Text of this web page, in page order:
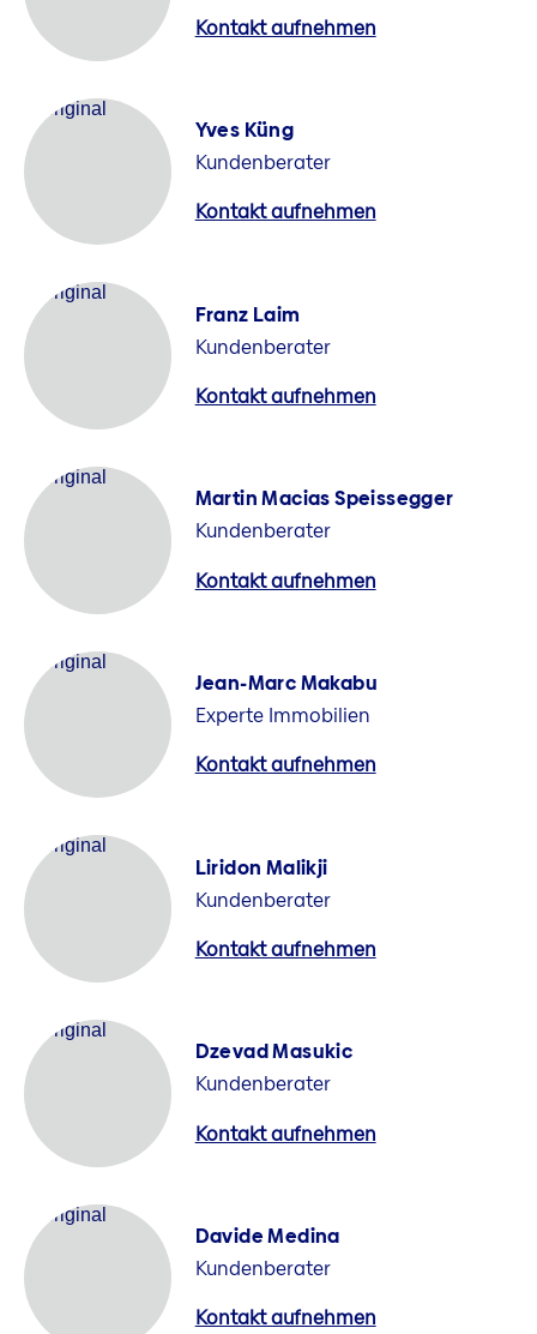
Kontakt aufnehmen
Yves Küng
Kundenberater
Kontakt aufnehmen
Franz Laim
Kundenberater
Kontakt aufnehmen
Martin Macias Speissegger
Kundenberater
Kontakt aufnehmen
Jean-Marc Makabu
Experte Immobilien
Kontakt aufnehmen
Liridon Malikji
Kundenberater
Kontakt aufnehmen
Dzevad Masukic
Kundenberater
Kontakt aufnehmen
Davide Medina
Kundenberater
Kontakt aufnehmen